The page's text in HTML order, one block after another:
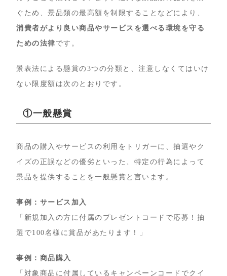
ぐため、景品類の最高額を制限することなどにより、
消費者がより良い商品やサービスを選べる環境を守る
ための法律 です。
景表法による懸賞の3つの分類と、注意しなくてはいけ
ない限度額は次のとおりです。
①一般懸賞
商品の購入やサービスの利用をトリガーに、抽選やク
イズの正誤などの優劣といった、特定の行為によって
景品を提供することを一般懸賞と言います。
事例：サービス加入
「新規加入の方に付属のプレゼントコードで応募！抽
選で100名様に賞品があたります！」
事例：商品購入
「対象商品に付属しているキャンペーンコードでクイ